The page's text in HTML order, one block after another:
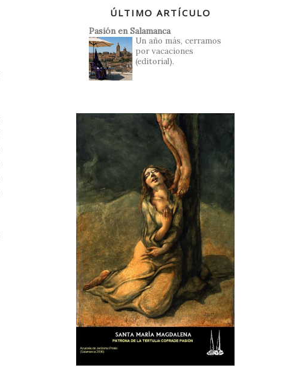
ÚLTIMO ARTÍCULO
Pasión en Salamanca
Un año más, cerramos
por vacaciones
(editorial).